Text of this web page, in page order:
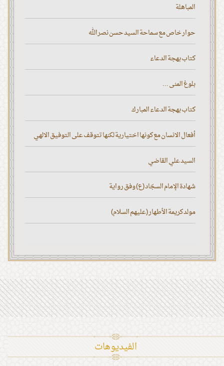
المباهلة
حوار خاص مع سماحة السيد حسن نصر الله
كتاب بهجة الدعاء
بلوغ المنى ...
كتاب بهجة الدعاء المبارك
أفعال الانسان مع كونها اختيارية لكنها تتوقف على التوفيق الالهي
السيد علي القاضي
شهادة الإمام السجّاد (ع) وفق رواية
مولد كريمة الأطهار (عليهم السلام)
الفیدیوهات